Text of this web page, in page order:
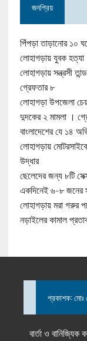
জনপ্রিয়
পিঁপড়া তাড়ানোর ১০
লোহাগড়ায় যুবক হত্যা
লোহাগড়ায় সন্ত্রসী
গ্রেফতার ৮
লোহাগড়া উপজেলা
দুদকের ২ মামলা ।
বাংলাদেশের যে ১৪
লোহাগড়ায়
উদ্ধার
ছেলেদের জন্য ৮টি
একদিনেই ৬-৮ জনের
লোহাগড়ায় মরা গরুর
নড়াইলের কামাল
প্রকাশক: মোঃ
বার্তা ও